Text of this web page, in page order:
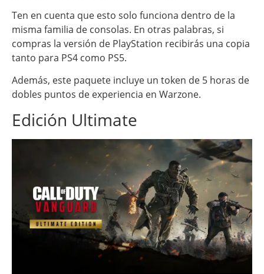
Ten en cuenta que esto solo funciona dentro de la
misma familia de consolas. En otras palabras, si
compras la versión de PlayStation recibirás una copia
tanto para PS4 como PS5.
Además, este paquete incluye un token de 5 horas de
dobles puntos de experiencia en Warzone.
Edición Ultimate